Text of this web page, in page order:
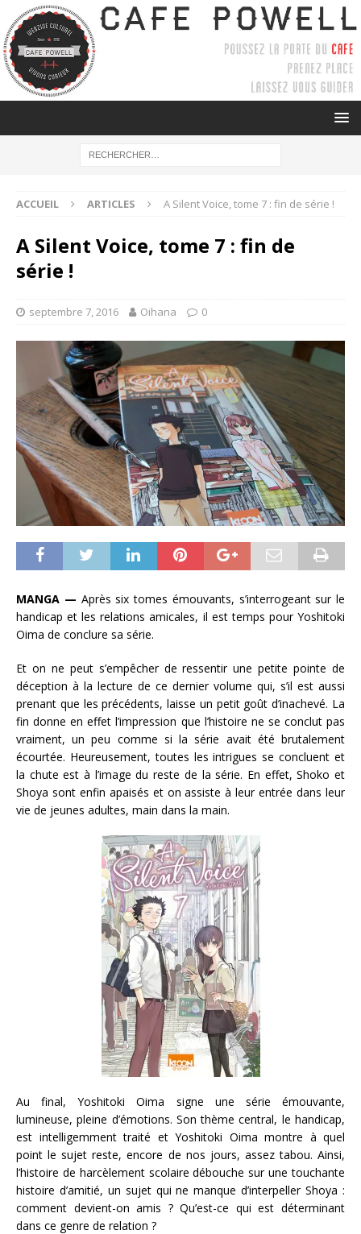
ACCUEIL ARTICLES A Silent Voice, tome 7 : fin de série !
A Silent Voice, tome 7 : fin de
série !
septembre 7, 2016 Oihana 0
MANGA — Après six tomes émouvants, s’interrogeant sur le
handicap et les relations amicales, il est temps pour Yoshitoki
Oima de conclure sa série.
Et on ne peut s’empêcher de ressentir une petite pointe de
déception à la lecture de ce dernier volume qui, s’il est aussi
prenant que les précédents, laisse un petit goût d’inachevé. La
fin donne en effet l’impression que l’histoire ne se conclut pas
vraiment, un peu comme si la série avait été brutalement
écourtée. Heureusement, toutes les intrigues se concluent et
la chute est à l’image du reste de la série. En effet, Shoko et
Shoya sont enfin apaisés et on assiste à leur entrée dans leur
vie de jeunes adultes, main dans la main.
Au final, Yoshitoki Oima signe une série émouvante,
lumineuse, pleine d’émotions. Son thème central, le handicap,
est intelligemment traité et Yoshitoki Oima montre à quel
point le sujet reste, encore de nos jours, assez tabou. Ainsi,
l’histoire de harcèlement scolaire débouche sur une touchante
histoire d’amitié, un sujet qui ne manque d’interpeller Shoya :
comment devient-on amis ? Qu’est-ce qui est déterminant
dans ce genre de relation ?